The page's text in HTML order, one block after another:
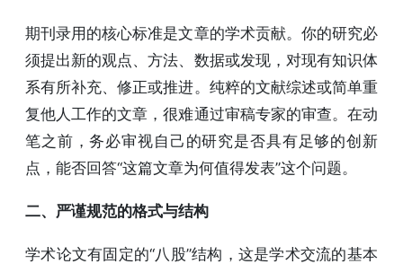
期刊录用的核心标准是文章的学术贡献。你的研究必
须提出新的观点、方法、数据或发现，对现有知识体
系有所补充、修正或推进。纯粹的文献综述或简单重
复他人工作的文章，很难通过审稿专家的审查。在动
笔之前，务必审视自己的研究是否具有足够的创新
点，能否回答“这篇文章为何值得发表”这个问题。
二、严谨规范的格式与结构
学术论文有固定的“八股”结构，这是学术交流的基本